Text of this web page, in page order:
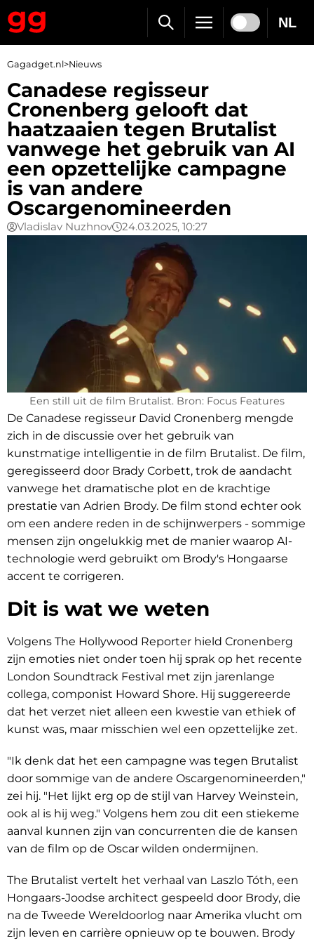
NL
Gagadget.nl>Nieuws
Canadese regisseur
Cronenberg gelooft dat
haatzaaien tegen Brutalist
vanwege het gebruik van AI
een opzettelijke campagne
is van andere
Oscargenomineerden
Vladislav Nuzhnov 24.03.2025, 10:27
Een still uit de film Brutalist. Bron: Focus Features
De Canadese regisseur David Cronenberg mengde
zich in de discussie over het gebruik van
kunstmatige intelligentie in de film Brutalist. De film,
geregisseerd door Brady Corbett, trok de aandacht
vanwege het dramatische plot en de krachtige
prestatie van Adrien Brody. De film stond echter ook
om een andere reden in de schijnwerpers - sommige
mensen zijn ongelukkig met de manier waarop AI-
technologie werd gebruikt om Brody's Hongaarse
accent te corrigeren.
Dit is wat we weten
Volgens The Hollywood Reporter hield Cronenberg
zijn emoties niet onder toen hij sprak op het recente
London Soundtrack Festival met zijn jarenlange
collega, componist Howard Shore. Hij suggereerde
dat het verzet niet alleen een kwestie van ethiek of
kunst was, maar misschien wel een opzettelijke zet.
"Ik denk dat het een campagne was tegen Brutalist
door sommige van de andere Oscargenomineerden,"
zei hij. "Het lijkt erg op de stijl van Harvey Weinstein,
ook al is hij weg." Volgens hem zou dit een stiekeme
aanval kunnen zijn van concurrenten die de kansen
van de film op de Oscar wilden ondermijnen.
The Brutalist vertelt het verhaal van Laszlo Tóth, een
Hongaars-Joodse architect gespeeld door Brody, die
na de Tweede Wereldoorlog naar Amerika vlucht om
zijn leven en carrière opnieuw op te bouwen. Brody